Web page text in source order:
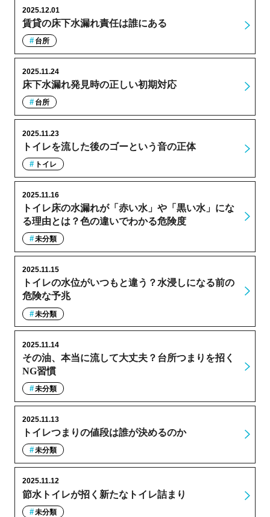
賃貸の床下水漏れ責任は誰にある
2025.12.01
台所
床下水漏れ発見時の正しい初期対応
2025.11.24
台所
トイレを流した後のゴーという音の正体
2025.11.23
トイレ
トイレ床の水漏れが「赤い水」や「黒い水」にな
る理由とは？色の違いでわかる危険度
2025.11.16
未分類
トイレの水位がいつもと違う？水浸しになる前の
危険な予兆
2025.11.15
未分類
その油、本当に流して大丈夫？台所つまりを招く
NG習慣
2025.11.14
未分類
トイレつまりの値段は誰が決めるのか
2025.11.13
未分類
節水トイレが招く新たなトイレ詰まり
2025.11.12
未分類